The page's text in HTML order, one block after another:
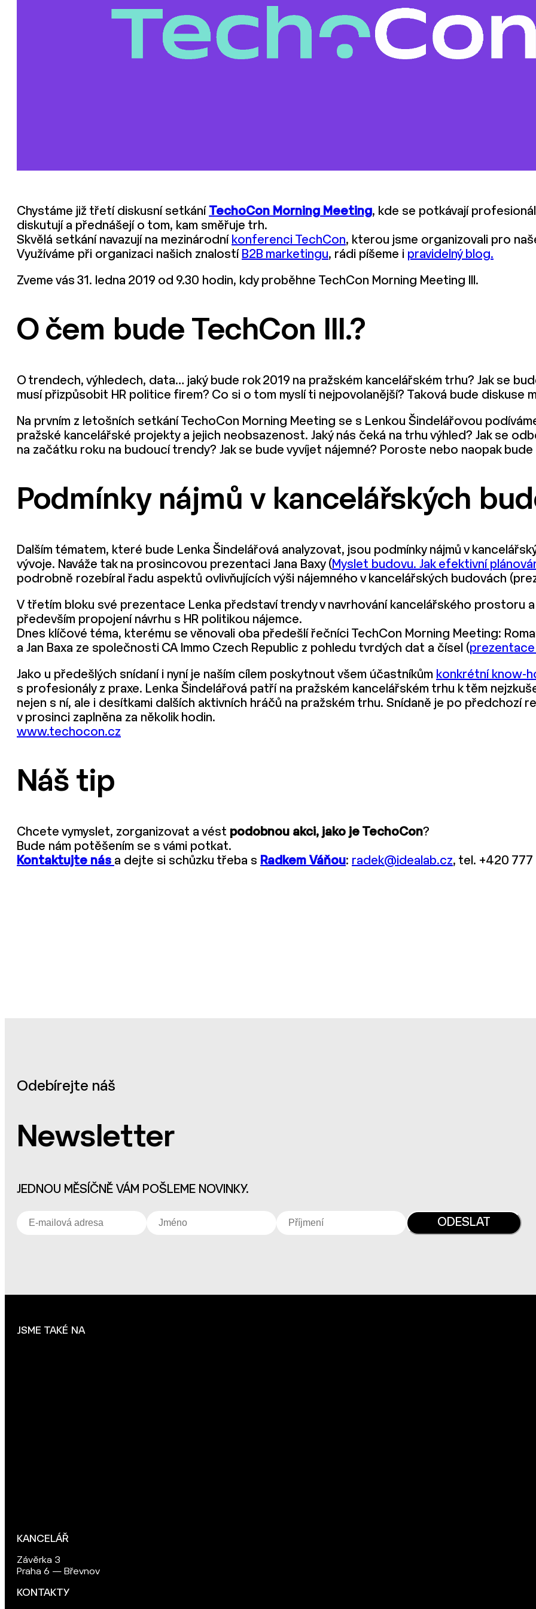
Chystáme již třetí diskusní setkání TechoCon Morning Meeting, kde se potkávají
diskutují a přednášejí o tom, kam směřuje trh.
Skvělá setkání navazují na mezinárodní konferenci TechCon, kterou jsme organizovali pro
Využíváme při organizaci našich znalostí B2B marketingu, rádi píšeme i pravidelný blog.
Zveme vás 31. ledna 2019 od 9.30 hodin, kdy proběhne TechCon Morning Meeting III.
O čem bude TechCon III.?
O trendech, výhledech, data… jaký bude rok 2019 na pražském kancelářském trhu? Jak se
musí přizpůsobit HR politice firem? Co si o tom myslí ti nejpovolanější? Taková bude diskuse
Na prvním z letošních setkání TechoCon Morning Meeting se s Lenkou Šindelářovou
pražské kancelářské projekty a jejich neobsazenost. Jaký nás čeká na trhu výhled? Jak se
na začátku roku na budoucí trendy? Jak se bude vyvíjet nájemné? Poroste nebo naopak
Podmínky nájmů v kancelářských
Dalším tématem, které bude Lenka Šindelářová analyzovat, jsou podmínky nájmů v
vývoje. Naváže tak na prosincovou prezentaci Jana Baxy ( Myslet budovu. Jak efektivní
podrobně rozebíral řadu aspektů ovlivňujících výši nájemného v kancelářských budovách
V třetím bloku své prezentace Lenka představí trendy v navrhování kancelářského prostoru
především propojení návrhu s HR politikou nájemce.
Dnes klíčové téma, kterému se věnovali oba předešlí řečníci TechCon Morning Meeting:
a Jan Baxa ze společnosti CA Immo Czech Republic z pohledu tvrdých dat a čísel (
Jako u předešlých snídaní i nyní je naším cílem poskytnout všem účastníkům konkrétní know-
s profesionály z praxe. Lenka Šindelářová patří na pražském kancelářském trhu k těm
nejen s ní, ale i desítkami dalších aktivních hráčů na pražském trhu. Snídaně je po předchozí
v prosinci zaplněna za několik hodin.
www.techocon.cz
Náš tip
Chcete vymyslet, zorganizovat a vést podobnou akci, jako je TechoCon?
Bude nám potěšením se s vámi potkat.
Kontaktujte nás a dejte si schůzku třeba s Radkem Váňou: radek@idealab.cz, tel. +420 777
Odebírejte náš
Newsletter
JEDNOU MĚSÍČNĚ VÁM POŠLEME NOVINKY.
JSME TAKÉ NA
KANCELÁŘ
Závěrka 3
Praha 6 — Břevnov
KONTAKTY